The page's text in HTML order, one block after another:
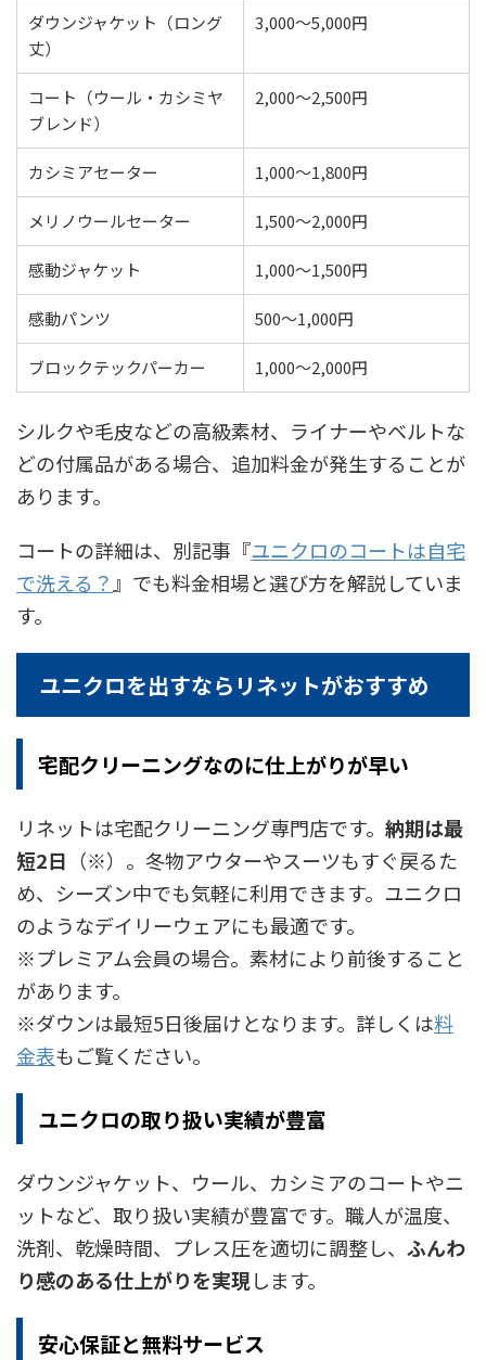
ダウンジャケット（ロング
丈）
3,000〜5,000円
コート（ウール・カシミヤ
ブレンド）
2,000〜2,500円
カシミアセーター 1,000〜1,800円
メリノウールセーター 1,500〜2,000円
感動ジャケット 1,000〜1,500円
感動パンツ 500〜1,000円
ブロックテックパーカー 1,000〜2,000円
シルクや毛皮などの高級素材、ライナーやベルトな
どの付属品がある場合、追加料金が発生することが
あります。
コートの詳細は、別記事『ユニクロのコートは自宅
で洗える？ 』でも料金相場と選び方を解説していま
す。
ユニクロを出すならリネットがおすすめ
宅配クリーニングなのに仕上がりが早い
リネットは宅配クリーニング専門店です。 納期は最
短2日 （※）。冬物アウターやスーツもすぐ戻るた
め、シーズン中でも気軽に利用できます。ユニクロ
のようなデイリーウェアにも最適です。
※プレミアム会員の場合。素材により前後すること
があります。
※ダウンは最短5日後届けとなります。詳しくは料
金表もご覧ください。
ユニクロの取り扱い実績が豊富
ダウンジャケット、ウール、カシミアのコートやニ
ットなど、取り扱い実績が豊富です。職人が温度、
洗剤、乾燥時間、プレス圧を適切に調整し、 ふんわ
り感のある仕上がりを実現します。
安心保証と無料サービス